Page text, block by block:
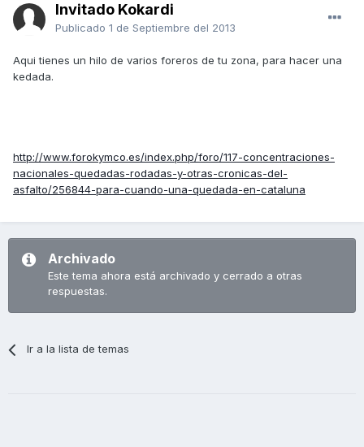
Invitado Kokardi
Publicado 1 de Septiembre del 2013
Aqui tienes un hilo de varios foreros de tu zona, para hacer una
kedada.
http://www.forokymco.es/index.php/foro/117-concentraciones-
nacionales-quedadas-rodadas-y-otras-cronicas-del-
asfalto/256844-para-cuando-una-quedada-en-cataluna
Archivado
Este tema ahora está archivado y cerrado a otras
respuestas.
Ir a la lista de temas